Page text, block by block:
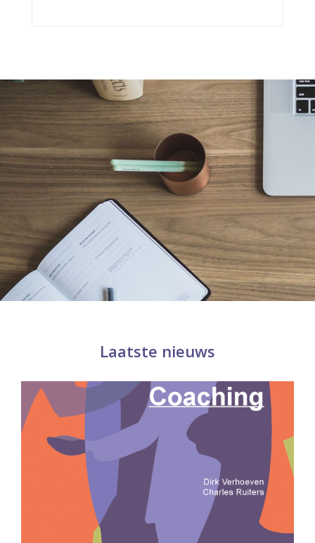
Laatste nieuws